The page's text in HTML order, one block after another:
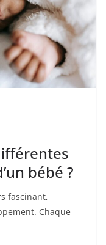
bébé ?
fascinant,
Chaque